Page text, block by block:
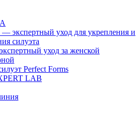
— экспертный уход для укрепления и
силуэта
уход за женской
Perfect Forms
LAB